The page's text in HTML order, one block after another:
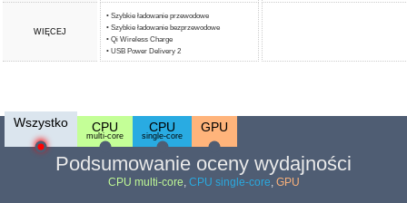
WIĘCEJ
• Szybkie ładowanie przewodowe
• Szybkie ładowanie bezprzewodowe
• Qi Wireless Charge
• USB Power Delivery 2
Wszystko CPU
multi-core
CPU
single-core
GPU
Podsumowanie oceny wydajności
CPU multi-core, CPU single-core, GPU